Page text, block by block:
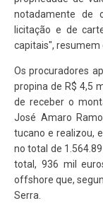
notadamente de
licitação e de
capitais", resumem
Os procuradores
propina de R$ 4,5
de receber o
José Amaro
tucano e realizou,
no total de
total, 936 mil
offshore que,
Serra.